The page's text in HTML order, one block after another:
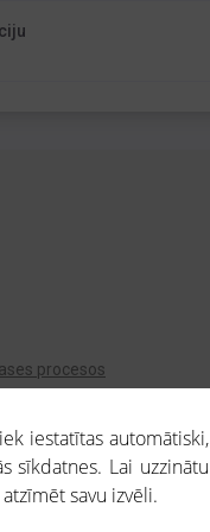
procesos
iestatītas automātiski,
sīkdatnes. Lai uzzinātu
savu izvēli.